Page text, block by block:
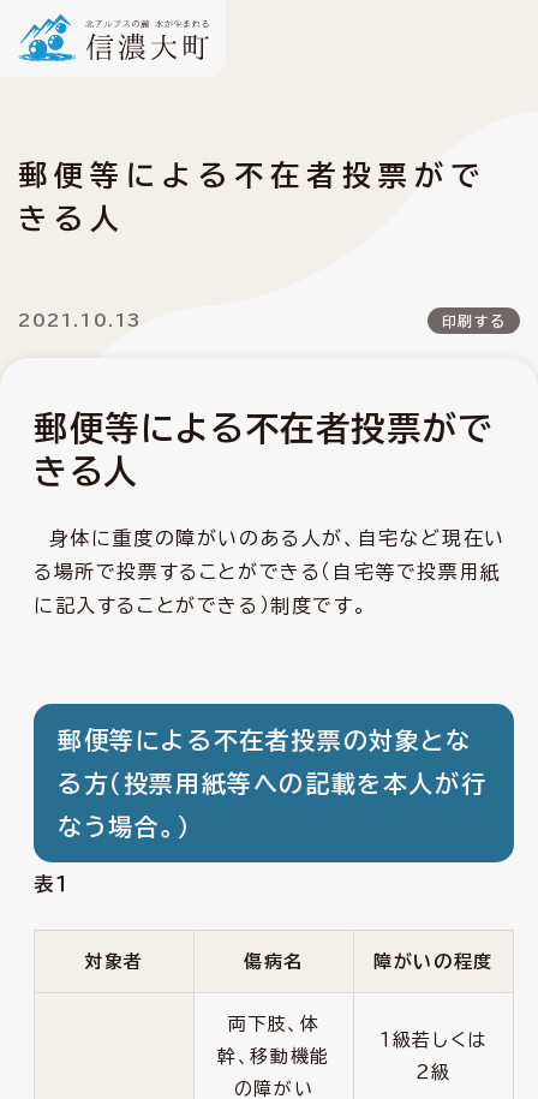
郵便等による不在者投票がで
きる人
2021.10.13 印刷する
郵便等による不在者投票がで
きる人
身体に重度の障がいのある人が、自宅など現在い
る場所で投票することができる（自宅等で投票用紙
に記入することができる）制度です。
郵便等による不在者投票の対象とな
る方（投票用紙等への記載を本人が行
なう場合。）
表１
対象者 傷病名 障がいの程度
両下肢、体
幹、移動機能
の障がい
１級若しくは
２級